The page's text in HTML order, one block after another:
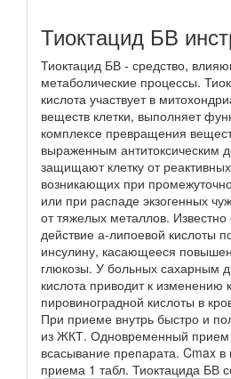
Тиоктацид БВ
Тиоктацид БВ - средство,
метаболические процессы.
кислота участвует в
веществ клетки, выполняет
комплексе превращения
выраженным антитоксическим
защищают клетку от
возникающих при
или при распаде экзогенных
от тяжелых металлов. Известно
действие а-липоевой кислоты
инсулину, касающееся
глюкозы. У больных сахарным
кислота приводит к изменению
пировиноградной кислоты в
При приеме внутрь быстро и
из ЖКТ. Одновременный прием
всасывание препарата. Cmax
приема 1 табл. Тиоктацида БВ